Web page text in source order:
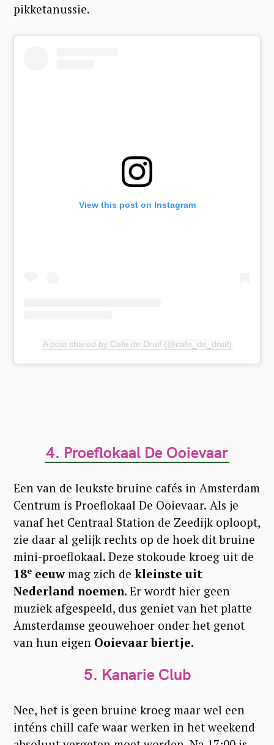
pikketanussie.
View this post on Instagram
A post shared by Cafe de Druif (@cafe_de_druif)
4. Proeflokaal De Ooievaar
Een van de leukste bruine cafés in Amsterdam
Centrum is Proeflokaal De Ooievaar. Als je
vanaf het Centraal Station de Zeedijk oploopt,
zie daar al gelijk rechts op de hoek dit bruine
mini-proeflokaal. Deze stokoude kroeg uit de
18e eeuw mag zich de kleinste uit
Nederland noemen. Er wordt hier geen
muziek afgespeeld, dus geniet van het platte
Amsterdamse geouwehoer onder het genot
van hun eigen Ooievaar biertje.
5. Kanarie Club
Nee, het is geen bruine kroeg maar wel een
inténs chill cafe waar werken in het weekend